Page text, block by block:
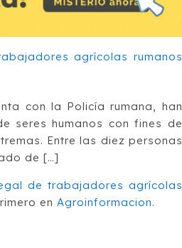
con la Policía rumana, han
seres humanos con fines de
Entre las diez personas
de […]
de trabajadores agrícolas
en Agroinformacion.